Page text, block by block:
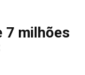
7 milhões